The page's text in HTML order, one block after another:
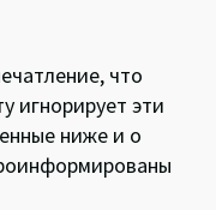
что
игнорирует эти
ниже и о